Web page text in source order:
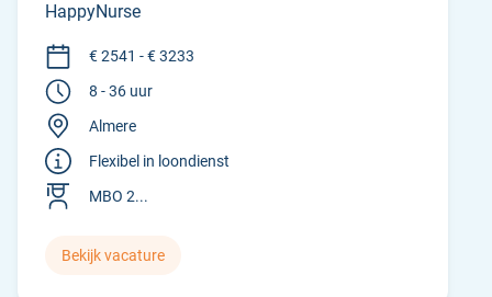
HappyNurse
€ 2541 - € 3233
8 - 36 uur
Almere
Flexibel in loondienst
MBO 2...
Bekijk vacature